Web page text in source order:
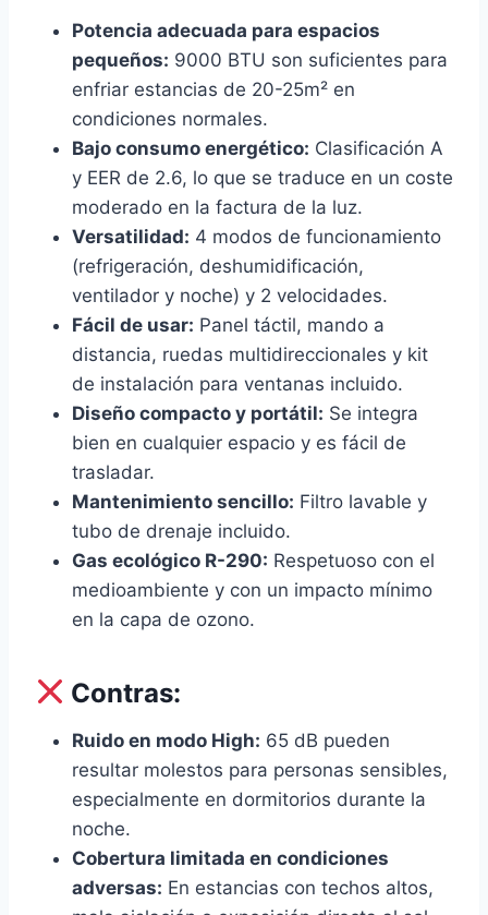
Potencia adecuada para espacios
pequeños: 9000 BTU son suficientes para
enfriar estancias de 20-25m² en
condiciones normales.
Bajo consumo energético: Clasificación A
y EER de 2.6, lo que se traduce en un coste
moderado en la factura de la luz.
Versatilidad: 4 modos de funcionamiento
(refrigeración, deshumidificación,
ventilador y noche) y 2 velocidades.
Fácil de usar: Panel táctil, mando a
distancia, ruedas multidireccionales y kit
de instalación para ventanas incluido.
Diseño compacto y portátil: Se integra
bien en cualquier espacio y es fácil de
trasladar.
Mantenimiento sencillo: Filtro lavable y
tubo de drenaje incluido.
Gas ecológico R-290: Respetuoso con el
medioambiente y con un impacto mínimo
en la capa de ozono.
Contras:
Ruido en modo High: 65 dB pueden
resultar molestos para personas sensibles,
especialmente en dormitorios durante la
noche.
Cobertura limitada en condiciones
adversas: En estancias con techos altos,